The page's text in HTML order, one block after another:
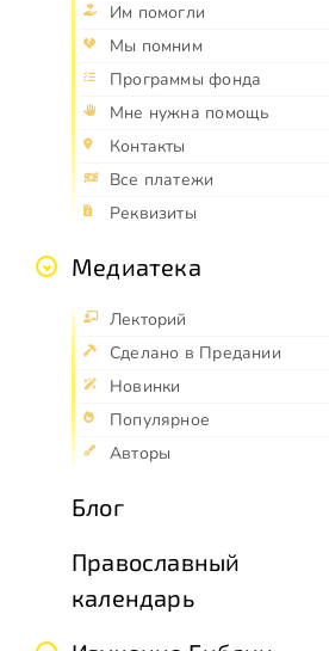
Им помогли
Мы помним
Программы фонда
Мне нужна помощь
Контакты
Все платежи
Реквизиты
Медиатека
Лекторий
Сделано в Предании
Новинки
Популярное
Авторы
Блог
Православный
календарь